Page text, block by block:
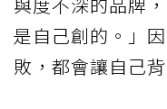
是自己創的。」
敗，都會讓自己